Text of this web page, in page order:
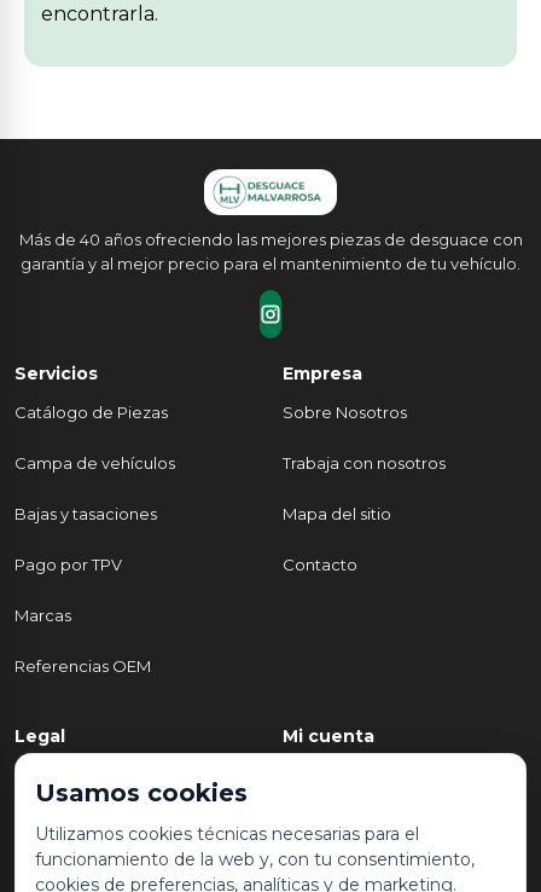
encontrarla.
Más de 40 años ofreciendo las mejores piezas de desguace con
garantía y al mejor precio para el mantenimiento de tu vehículo.
Servicios
Catálogo de Piezas
Campa de vehículos
Bajas y tasaciones
Pago por TPV
Marcas
Referencias OEM
Empresa
Sobre Nosotros
Trabaja con nosotros
Mapa del sitio
Contacto
Legal
Política de Privacidad
Aviso legal y condiciones de
uso
Mi cuenta
Mis pedidos
Lista de deseos
Usamos cookies
Utilizamos cookies técnicas necesarias para el
funcionamiento de la web y, con tu consentimiento,
cookies de preferencias, analíticas y de marketing.